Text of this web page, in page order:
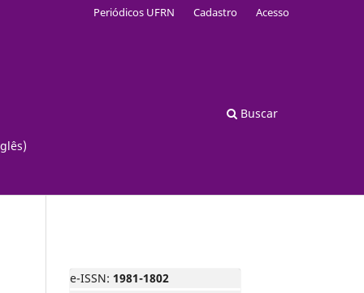
Buscar
Periódicos UFRN Cadastro Acesso
e-ISSN: 1981-1802